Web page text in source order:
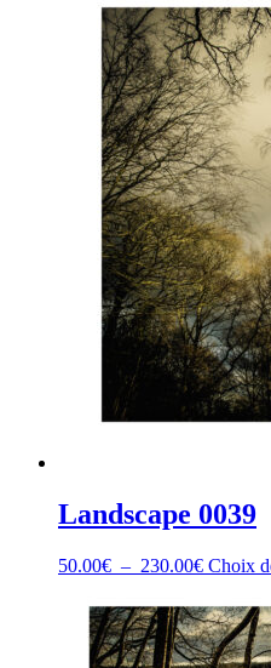
50.00€
à
230.00€
Landscape 0039
50.00€ – 230.00€Plage
prix :
50.00€
à
Choix